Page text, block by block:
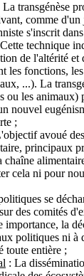
La transgénèse
comme
s'inscrit
technique
de l'altérité
les fonctions,
...). La
ou les animaux)
nouvel
;
avoué
principaux
cela ni pour
se
des comités
importance, la
politiques ni à
toute entière ;
: La